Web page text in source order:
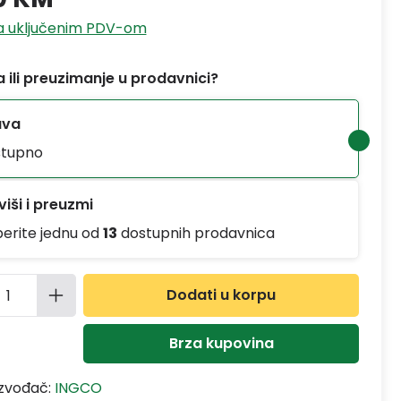
uključenim PDV-om
ili preuzimanje u prodavnici?
i preuzmi
jednu od13 dostupnih prodavnica
proizvoda: Unesite željenu
Dodati u korpu
Brza kupovina
INGCO